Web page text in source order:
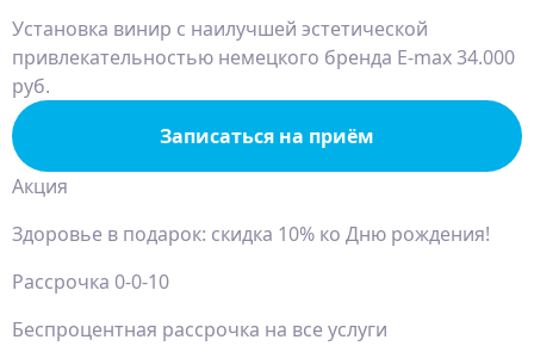
Установка винир с наилучшей эстетической
привлекательностью немецкого бренда E-max 34.000
руб.
Записаться на приём
Акция
Здоровье в подарок: скидка 10% ко Дню рождения!
Рассрочка 0-0-10
Беспроцентная рассрочка на все услуги